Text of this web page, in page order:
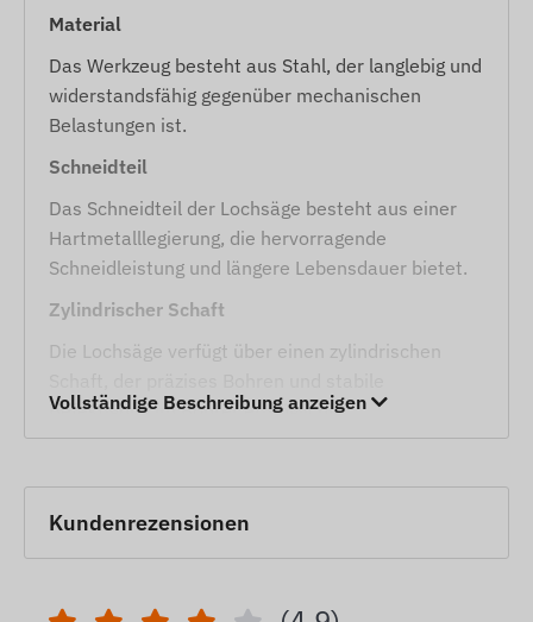
Material
Das Werkzeug besteht aus Stahl, der langlebig und
widerstandsfähig gegenüber mechanischen
Belastungen ist.
Schneidteil
Das Schneidteil der Lochsäge besteht aus einer
Hartmetalllegierung, die hervorragende
Schneidleistung und längere Lebensdauer bietet.
Zylindrischer Schaft
Die Lochsäge verfügt über einen zylindrischen
Befestigung im Bohrer ermöglicht.
Die zentrierende Spitze ermöglicht präzise und
genaue Bohrungen, ohne dass das Werkzeug
abrutscht.
Vollständige Beschreibung anzeigen
Kundenrezensionen